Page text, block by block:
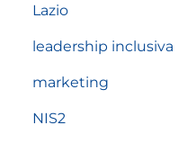
Lazio
leadership inclusiva
marketing
NIS2